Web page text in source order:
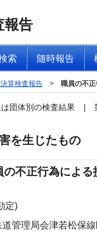
報告
索 随時報告
算検査報告 > 職員の不
団体別の検査結果 |
を生じたもの
不正行為による
定)
道管理局会津若松保